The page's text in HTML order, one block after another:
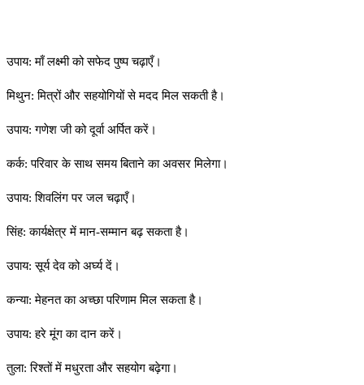
उपाय: माँ लक्ष्मी को सफेद पुष्प चढ़ाएँ।
मिथुन: मित्रों और सहयोगियों से मदद मिल सकती है।
उपाय: गणेश जी को दूर्वा अर्पित करें।
कर्क: परिवार के साथ समय बिताने का अवसर मिलेगा।
उपाय: शिवलिंग पर जल चढ़ाएँ।
सिंह: कार्यक्षेत्र में मान-सम्मान बढ़ सकता है।
उपाय: सूर्य देव को अर्घ्य दें।
कन्या: मेहनत का अच्छा परिणाम मिल सकता है।
उपाय: हरे मूंग का दान करें।
तुला: रिश्तों में मधुरता और सहयोग बढ़ेगा।